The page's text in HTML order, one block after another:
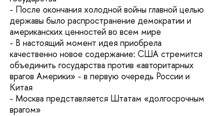
- После окончания холодной войны главной целью
державы было распространение демократии и
американских ценностей во всем мире
- В настоящий момент идея приобрела
качественно новое содержание: США стремится
объединить государства против «авторитарных
врагов Америки» - в первую очередь России и
Китая
- Москва представляется Штатам «долгосрочным
врагом»